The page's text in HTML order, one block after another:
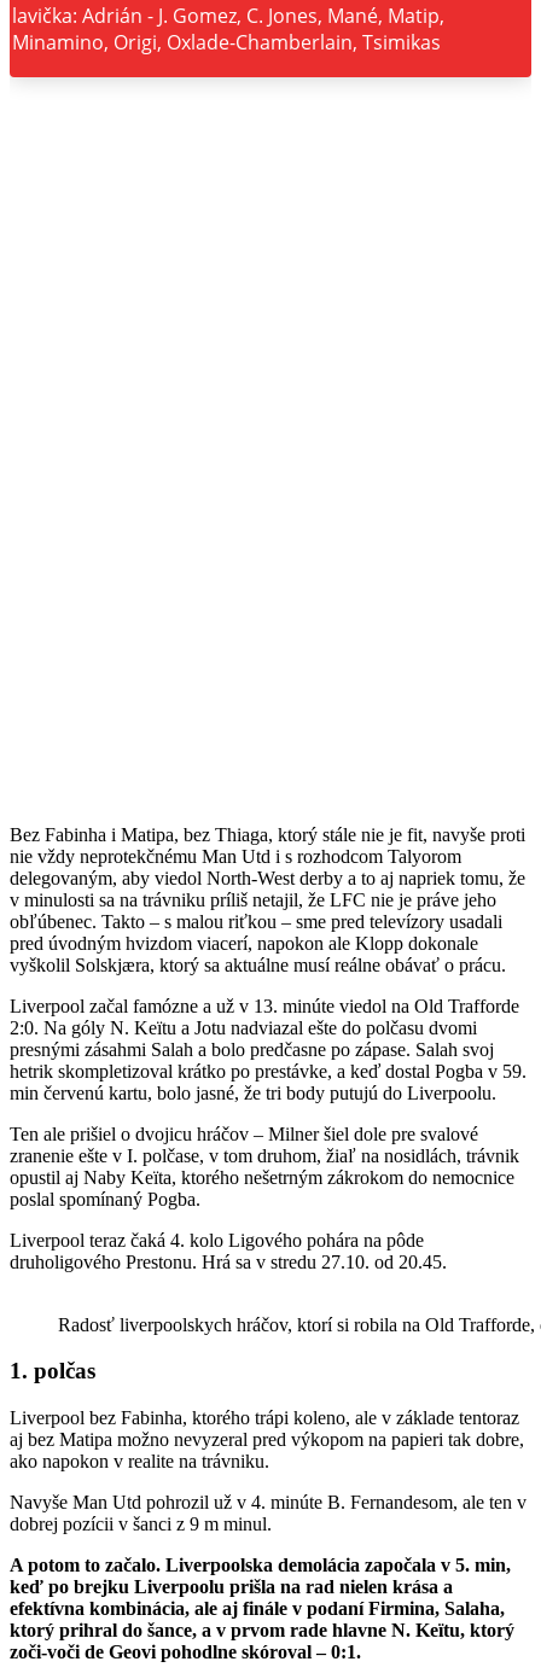
lavička: Adrián - J. Gomez, C. Jones, Mané, Matip,
Minamino, Origi, Oxlade-Chamberlain, Tsimikas
Bez Fabinha i Matipa, bez Thiaga, ktorý stále nie je fit, navyše proti
nie vždy neprotekčnému Man Utd i s rozhodcom Talyorom
delegovaným, aby viedol North-West derby a to aj napriek tomu, že
v minulosti sa na trávniku príliš netajil, že LFC nie je práve jeho
obľúbenec. Takto – s malou riťkou – sme pred televízory usadali
pred úvodným hvizdom viacerí, napokon ale Klopp dokonale
vyškolil Solskjæra, ktorý sa aktuálne musí reálne obávať o prácu.
Liverpool začal famózne a už v 13. minúte viedol na Old Trafforde
2:0. Na góly N. Keïtu a Jotu nadviazal ešte do polčasu dvomi
presnými zásahmi Salah a bolo predčasne po zápase. Salah svoj
hetrik skompletizoval krátko po prestávke, a keď dostal Pogba v 59.
min červenú kartu, bolo jasné, že tri body putujú do Liverpoolu.
Ten ale prišiel o dvojicu hráčov – Milner šiel dole pre svalové
zranenie ešte v I. polčase, v tom druhom, žiaľ na nosidlách, trávnik
opustil aj Naby Keïta, ktorého nešetrným zákrokom do nemocnice
poslal spomínaný Pogba.
Liverpool teraz čaká 4. kolo Ligového pohára na pôde
druholigového Prestonu. Hrá sa v stredu 27.10. od 20.45.
Radosť liverpoolskych hráčov, ktorí si robila na Old
1. polčas
Liverpool bez Fabinha, ktorého trápi koleno, ale v základe tentoraz
aj bez Matipa možno nevyzeral pred výkopom na papieri tak dobre,
ako napokon v realite na trávniku.
Navyše Man Utd pohrozil už v 4. minúte B. Fernandesom, ale ten v
dobrej pozícii v šanci z 9 m minul.
A potom to začalo. Liverpoolska demolácia započala v 5. min,
keď po brejku Liverpoolu prišla na rad nielen krása a
efektívna kombinácia, ale aj finále v podaní Firmina, Salaha,
ktorý prihral do šance, a v prvom rade hlavne N. Keïtu, ktorý
zoči-voči de Geovi pohodlne skóroval – 0:1.